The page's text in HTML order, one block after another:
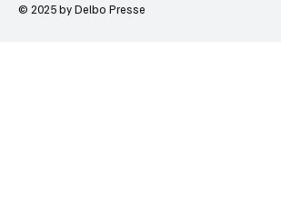
© 2025 by Delbo Presse